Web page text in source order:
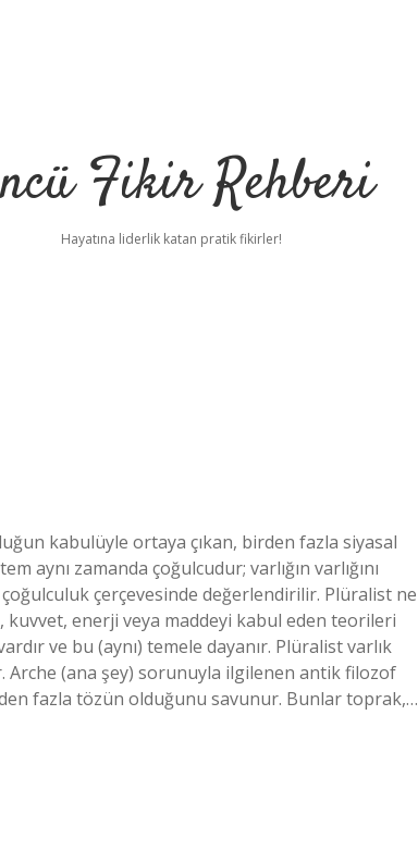
Fikir Rehberi
Hayatına liderlik katan pratik fikirler!
kabulüyle ortaya çıkan, birden fazla siyasal
aynı zamanda çoğulcudur; varlığın varlığını
çerçevesinde değerlendirilir. Plüralist ne
enerji veya maddeyi kabul eden teorileri
ve bu (aynı) temele dayanır. Plüralist varlık
Arche (ana şey) sorunuyla ilgilenen antik filozof
fazla tözün olduğunu savunur. Bunlar toprak,…